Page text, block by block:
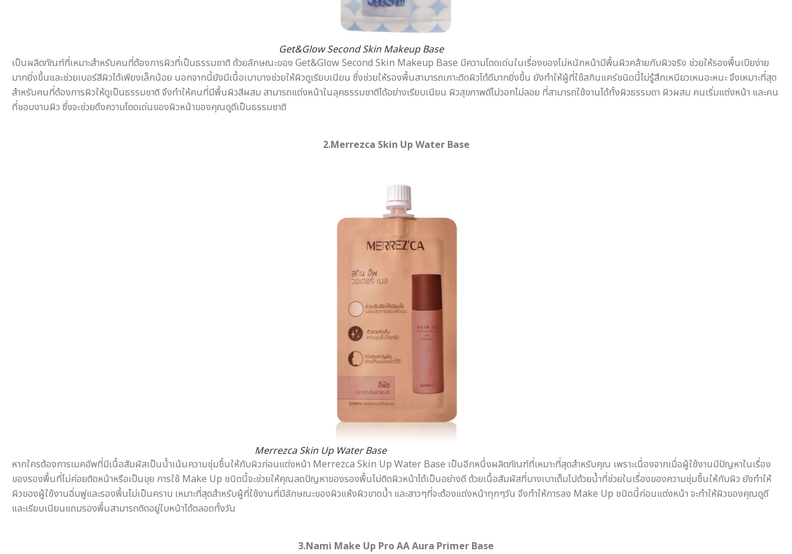
Get&Glow Second Skin Makeup Base
เป็นผลิตภัณฑ์ที่เหมาะสำหรับคนที่ต้องการผิวที่เป็นธรรมชาติ ด้วยลักษณะของ Get&Glow Second Skin Makeup Base มีความโดดเด่นในเรื่องของไม่หนักหน้ามีพื้นผิวคล้ายกับผิวจริง ช่วยให้รองพื้นเปียง่าย
มากยิ่งขึ้นและช่วยเบอร์สีผิวได้เพียงเล็กน้อย นอกจากนี้ยังมีเนื้อเบาบางช่วยให้ผิวดูเรียบเนียน ซึ่งช่วยให้รองพื้นสามารถเกาะติดผิวได้ดีมากยิ่งขึ้น ยังทำให้ผู้ที่ใช้สกินแคร์ชนิดนี้ไม่รู้สึกเหนียวเหนอะหนะ จึงเหมาะที่สุด
สำหรับคนที่ต้องการผิวให้ดูเป็นธรรมชาติ จึงทำให้คนที่มีพื้นผิวสีผสม สามารถแต่งหน้าในลุคธรรมชาติได้อย่างเรียบเนียน ผิวสุขภาพดีไม่วอกไม่ลอย ที่สามารถใช้งานได้ทั้งผิวธรรมดา ผิวผสม คนเริ่มแต่งหน้า และคน
ที่ชอบงานผิว ซึ่งจะช่วยดึงความโดดเด่นของผิวหน้าของคุณดูดีเป็นธรรมชาติ
2.Merrezca Skin Up Water Base
Merrezca Skin Up Water Base
หากใครต้องการเมคอัพที่มีเนื้อสัมผัสเป็นน้ำเน้นความชุ่มชื้นให้กับผิวก่อนแต่งหน้า Merrezca Skin Up Water Base เป็นอีกหนึ่งผลิตภัณฑ์ที่เหมาะที่สุดสำหรับคุณ เพราะเนื่องจากเมื่อผู้ใช้งานมีปัญหาในเรื่อง
ของรองพื้นที่ไม่ค่อยติดหน้าหรือเป็นขุย การใช้ Make Up ชนิดนี้จะช่วยให้คุณลดปัญหาของรองพื้นไม่ติดผิวหน้าได้เป็นอย่างดี ด้วยเนื้อสัมผัสที่บางเบาเต็มไปด้วยน้ำที่ช่วยในเรื่องของความชุ่มชื้นให้กับผิว ยังทำให้
ผิวของผู้ใช้งานอิ่มฟูและรองพื้นไม่เป็นคราบ เหมาะที่สุดสำหรับผู้ที่ใช้งานที่มีลักษณะของผิวแห้งผิวขาดน้ำ และสาวๆที่จะต้องแต่งหน้าทุกๆวัน จึงทำให้การลง Make Up ชนิดนี้ก่อนแต่งหน้า จะทำให้ผิวของคุณดูดี
และเรียบเนียนแถมรองพื้นสามารถติดอยู่ใบหน้าได้ตลอดทั้งวัน
3.Nami Make Up Pro AA Aura Primer Base